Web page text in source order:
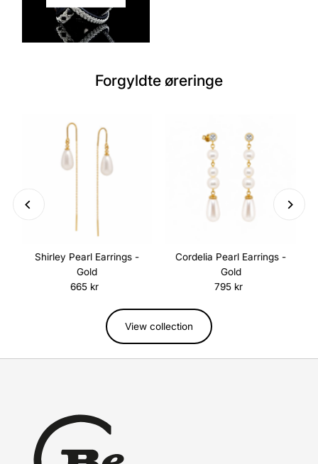
Forgyldte øreringe
Shirley Pearl Earrings -
Gold
Regular
665 kr
Cordelia Pearl Earrings -
Gold
Regular
795 kr
View collection